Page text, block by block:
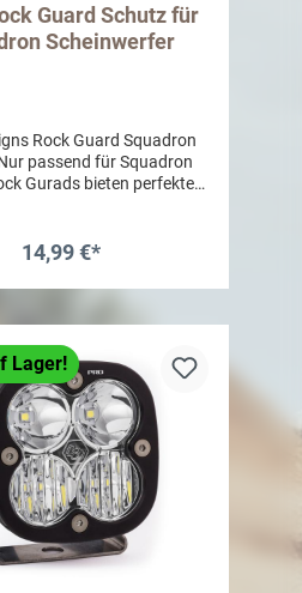
Guard Schutz für
Scheinwerfer
Rock Guard Squadron
passend für Squadron
Gurads bieten perfekten
im coolen Lock!
14,99 €*
den Warenkorb
Lager!